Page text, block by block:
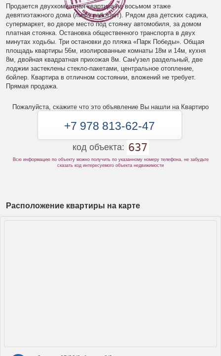
Продается двухкомнатная квартира на восьмом этаже
девятиэтажного дома (лифт работает). Рядом два детских садика,
супермаркет, во дворе место под стоянку автомобиля, за домом
платная стоянка. Остановка общественного транспорта в двух
минутах ходьбы. Три остановки до пляжа «Парк Победы». Общая
площадь квартиры 56м, изолированные комнаты 18м и 14м, кухня
8м, двойная квадратная прихожая 8м. Сан/узел раздельный, две
лоджии застеклены стекло-пакетами, центральное отопление,
бойлер. Квартира в отличном состоянии, вложений не требует.
Прямая продажа.
Пожалуйста, скажите что это объявление Вы нашли на Квартиро
+7 978 813-62-47
код объекта: 637
Всю информацию по объекту можно получить по указанному номеру телефона, не забудьте
сказать код интересуемого объекта недвижимости
Расположение квартиры на карте